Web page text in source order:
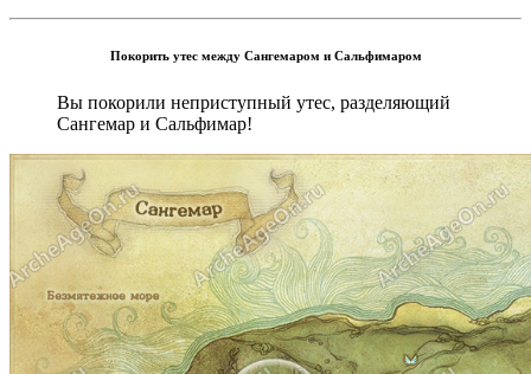
Покорить утес между Сангемаром и Сальфимаром
Вы покорили неприступный утес, разделяющий
Сангемар и Сальфимар!